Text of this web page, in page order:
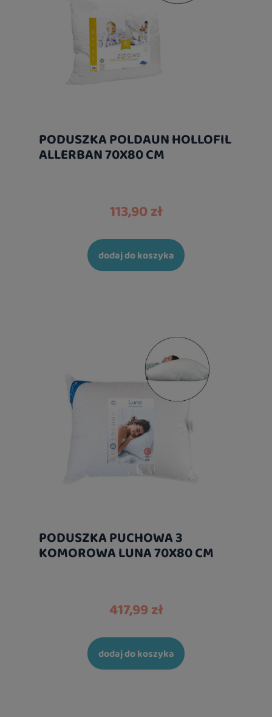
PODUSZKA POLDAUN HOLLOFIL
ALLERBAN 70X80 CM
113,90 zł
dodaj do koszyka
PODUSZKA PUCHOWA 3
KOMOROWA LUNA 70X80 CM
417,99 zł
dodaj do koszyka